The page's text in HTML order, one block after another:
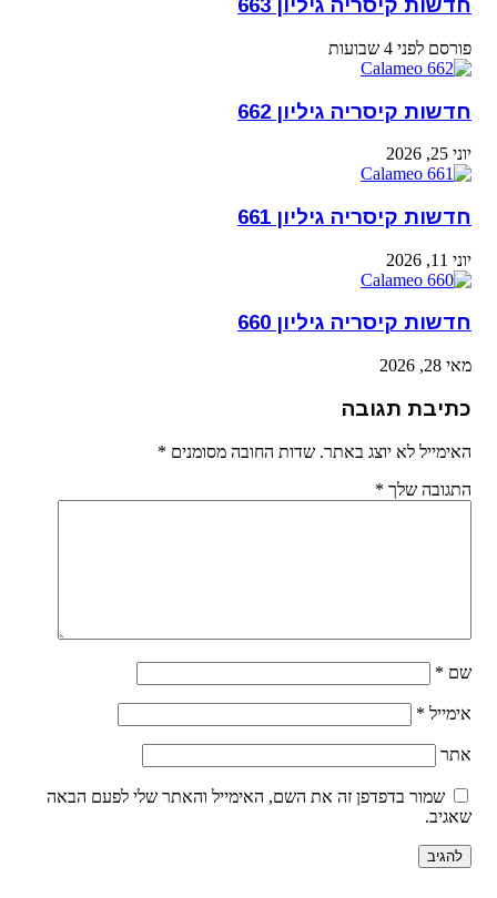
חדשות קיסריה גיליון 663
פורסם לפני 4 שבועות
חדשות קיסריה גיליון 662
יוני 25, 2026
חדשות קיסריה גיליון 661
יוני 11, 2026
חדשות קיסריה גיליון 660
מאי 28, 2026
כתיבת תגובה
האימייל לא יוצג באתר. שדות החובה מסומנים *
התגובה שלך *
שם *
אימייל *
אתר
שמור בדפדפן זה את השם, האימייל והאתר שלי לפעם הבאה
שאגיב.